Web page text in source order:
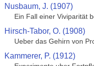
Nusbaum, J. (1907)
Ein Fall einer Viviparität
Hirsch-Tabor, O. (1908)
Ueber das Gehirn von
Kammerer, P. (1912)